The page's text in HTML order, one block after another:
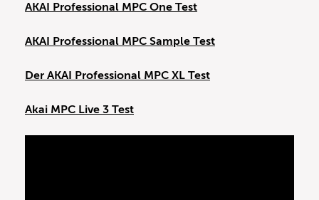
AKAI Professional MPC One Test
AKAI Professional MPC Sample Test
Der AKAI Professional MPC XL Test
Akai MPC Live 3 Test